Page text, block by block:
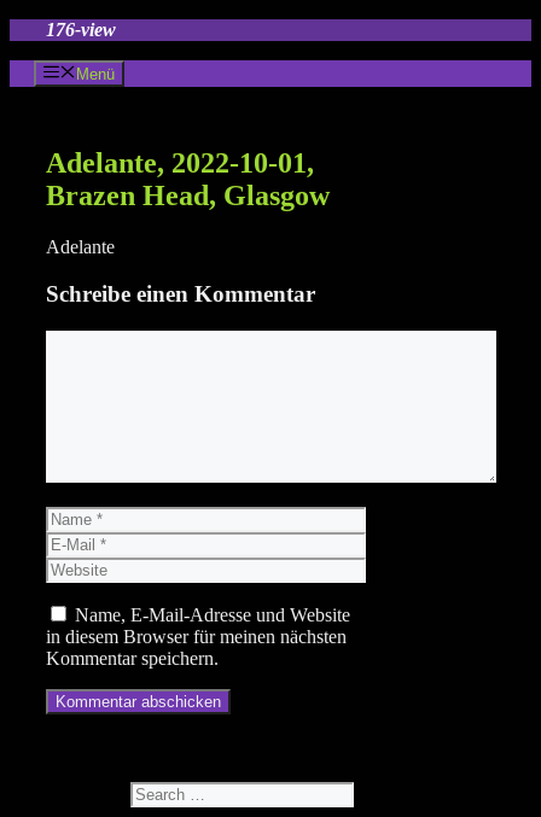
springen
176-view
Menü
Adelante, 2022-10-01,
Brazen Head, Glasgow
Adelante
Schreibe einen Kommentar
Name
E-
Mail
Website
Name, E-Mail-Adresse und Website
in diesem Browser für meinen nächsten
Kommentar speichern.